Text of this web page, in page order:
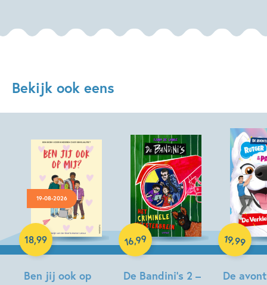
Bekijk ook eens
19-08-2026
Ben jij ook op
18,99
Hardcover
De Bandini’s 2 –
16,99
Hardcover
De
19,99
Hardcover